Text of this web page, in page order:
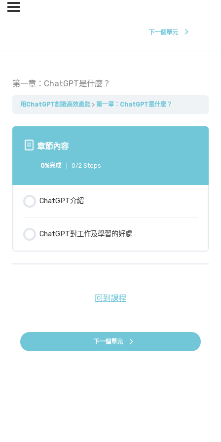
下一個單元
第一章：ChatGPT是什麼？
用ChatGPT創造高效產能 第一章：ChatGPT是什麼？
章節內容
0%完成 0/2 Steps
ChatGPT介紹
ChatGPT對工作及學習的好處
回到課程
下一個單元